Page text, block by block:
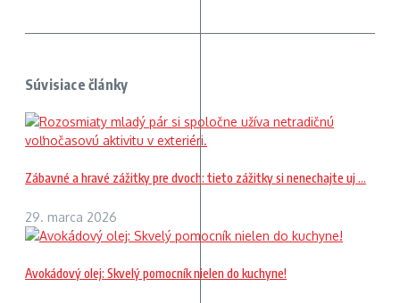
Súvisiace články
Zábavné a hravé zážitky pre dvoch: tieto zážitky si nenechajte uj ...
29. marca 2026
Avokádový olej: Skvelý pomocník nielen do kuchyne!